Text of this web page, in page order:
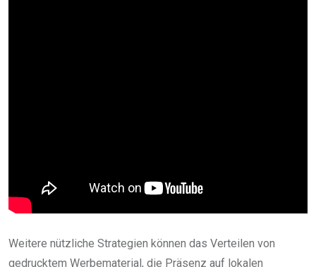
Weitere nützliche Strategien können das Verteilen von
gedrucktem Werbematerial, die Präsenz auf lokalen